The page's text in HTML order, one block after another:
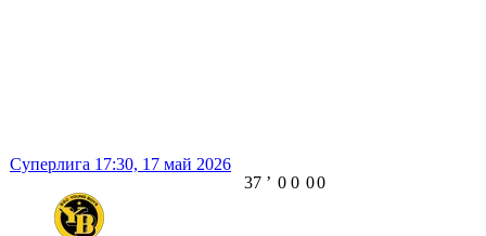
Суперлига 17:30, 17 май 2026
37 ʼ 0 0 00